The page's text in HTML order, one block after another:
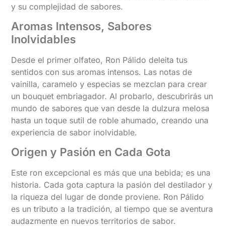
y su complejidad de sabores.
Aromas Intensos, Sabores
Inolvidables
Desde el primer olfateo, Ron Pálido deleita tus
sentidos con sus aromas intensos. Las notas de
vainilla, caramelo y especias se mezclan para crear
un bouquet embriagador. Al probarlo, descubrirás un
mundo de sabores que van desde la dulzura melosa
hasta un toque sutil de roble ahumado, creando una
experiencia de sabor inolvidable.
Origen y Pasión en Cada Gota
Este ron excepcional es más que una bebida; es una
historia. Cada gota captura la pasión del destilador y
la riqueza del lugar de donde proviene. Ron Pálido
es un tributo a la tradición, al tiempo que se aventura
audazmente en nuevos territorios de sabor.